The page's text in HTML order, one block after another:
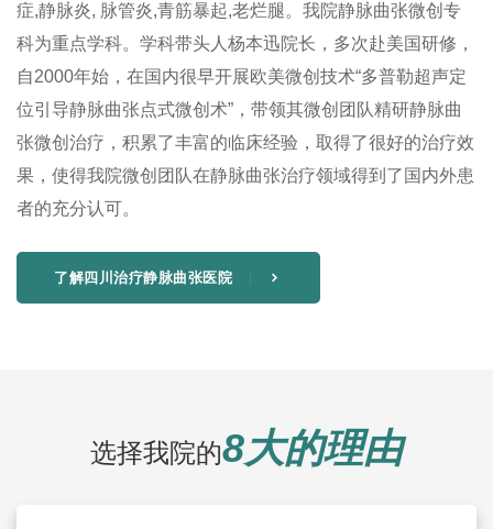
症,静脉炎, 脉管炎,青筋暴起,老烂腿。我院静脉曲张微创专
科为重点学科。学科带头人杨本迅院长，多次赴美国研修，
自2000年始，在国内很早开展欧美微创技术“多普勒超声定
位引导静脉曲张点式微创术”，带领其微创团队精研静脉曲
张微创治疗，积累了丰富的临床经验，取得了很好的治疗效
果，使得我院微创团队在静脉曲张治疗领域得到了国内外患
者的充分认可。
了解四川治疗静脉曲张医院
选择我院的8大的理由